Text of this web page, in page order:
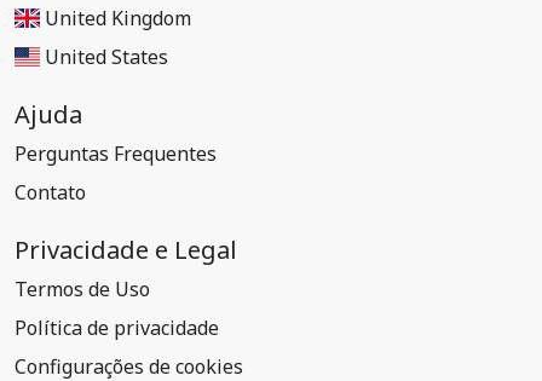
United Kingdom
United States
Ajuda
Perguntas Frequentes
Contato
Privacidade e Legal
Termos de Uso
Política de privacidade
Configurações de cookies